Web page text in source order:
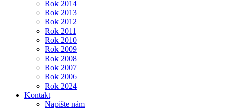
Rok 2014
Rok 2013
Rok 2012
Rok 2011
Rok 2010
Rok 2009
Rok 2008
Rok 2007
Rok 2006
Rok 2024
Kontakt
Napište nám